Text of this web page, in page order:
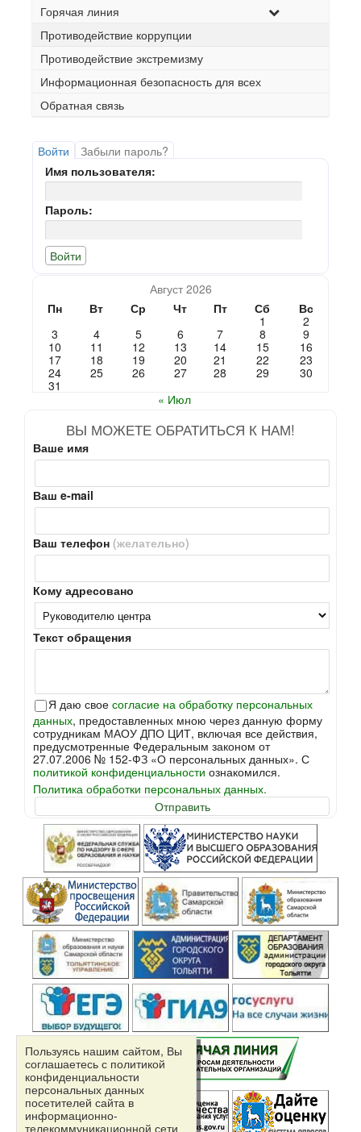
Горячая линия
Противодействие коррупции
Противодействие экстремизму
Информационная безопасность для всех
Обратная связь
Войти
Забыли пароль?
Имя пользователя:
Пароль:
Август 2026
Пн
Вт Ср Чт Пт Сб
Вс
1
2
3
4 5 6 7 8
9
10
11 12 13 14 15
16
17
18 19 20 21 22
23
24
25 26 27 28 29
30
31
« Июл
ВЫ МОЖЕТЕ ОБРАТИТЬСЯ К НАМ!
Ваше имя
Ваш e-mail
Ваш телефон (желательно)
Кому адресовано
Текст обращения
Я даю свое согласие на обработку персональных
данных, предоставленных мною через данную форму
сотрудникам МАОУ ДПО ЦИТ, включая все действия,
предусмотренные Федеральным законом от
27.07.2006 № 152-ФЗ «О персональных данных». С
политикой конфиденциальности ознакомился.
Политика обработки персональных данных.
Пользуясь нашим сайтом, Вы
соглашаетесь с политикой
конфиденциальности
персональных данных
посетителей сайта в
информационно-
телекоммуникационной сети